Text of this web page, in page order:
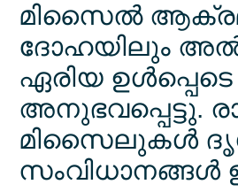
മിസൈല്‍
ദോഹയിലും
ഏരിയ
അനുഭവപ്പെട്ടു.
മിസൈലുകള്‍
സംവിധാനങ്ങള്‍